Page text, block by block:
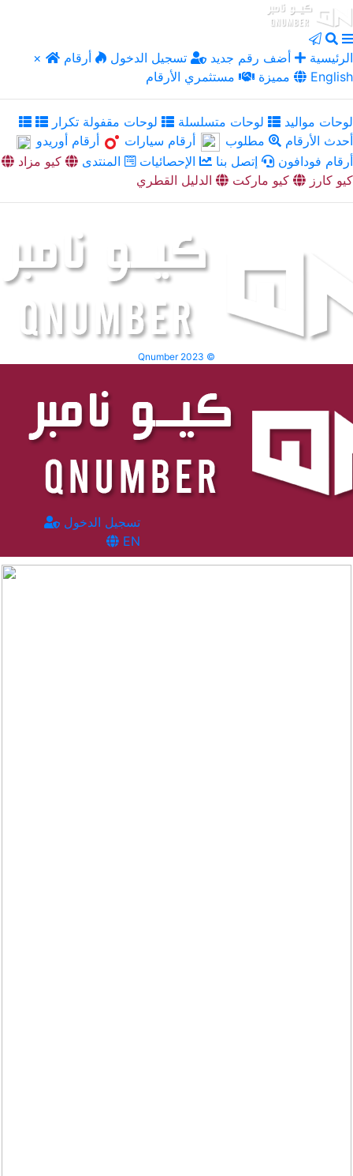
× الرئيسية أضف رقم جديد تسجيل الدخول
أرقام
مميزة
مستثمري الأرقام English
لوحات مواليد لوحات متسلسلة
لوحات مقفولة تكرار
أحدث الأرقام
مطلوب أرقام سيارات
أرقام أوريدو
أرقام فودافون
إتصل بنا الإحصائيات المنتدى
كيو مزاد
كيو كارز
كيو ماركت الدليل القطري
Qnumber 2023 ©
تسجيل الدخول
EN